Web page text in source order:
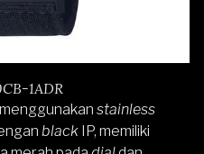
1ADR
stainless
black IP, memiliki